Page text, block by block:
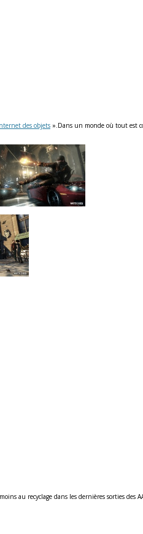
des objets ».Dans un monde où tout est
recyclage dans les dernières sorties des